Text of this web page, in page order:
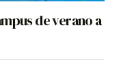
de verano a